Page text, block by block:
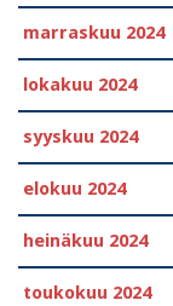
marraskuu 2024
lokakuu 2024
syyskuu 2024
elokuu 2024
heinäkuu 2024
toukokuu 2024